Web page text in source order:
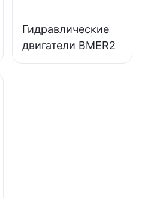
Гидравлические
двигатели BMER2